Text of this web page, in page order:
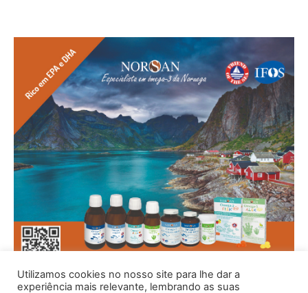
Utilizamos cookies no nosso site para lhe dar a
experiência mais relevante, lembrando as suas